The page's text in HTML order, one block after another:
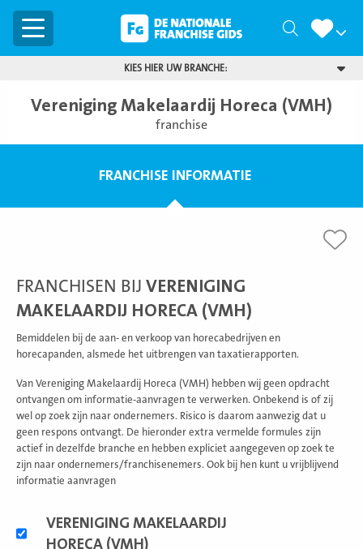
Menu Zoeken
KIES HIER UW BRANCHE:
Vereniging Makelaardij Horeca (VMH)
franchise
FRANCHISE INFORMATIE
FRANCHISEN BIJ VERENIGING
MAKELAARDIJ HORECA (VMH)
Bemiddelen bij de aan- en verkoop van horecabedrijven en
horecapanden, alsmede het uitbrengen van taxatierapporten.
Van Vereniging Makelaardij Horeca (VMH) hebben wij geen opdracht
ontvangen om informatie-aanvragen te verwerken. Onbekend is of zij
wel op zoek zijn naar ondernemers. Risico is daarom aanwezig dat u
geen respons ontvangt. De hieronder extra vermelde formules zijn
actief in dezelfde branche en hebben expliciet aangegeven op zoek te
zijn naar ondernemers/franchisenemers. Ook bij hen kunt u vrijblijvend
informatie aanvragen
Alternatieve
formules
VERENIGING MAKELAARDIJ
HORECA (VMH)